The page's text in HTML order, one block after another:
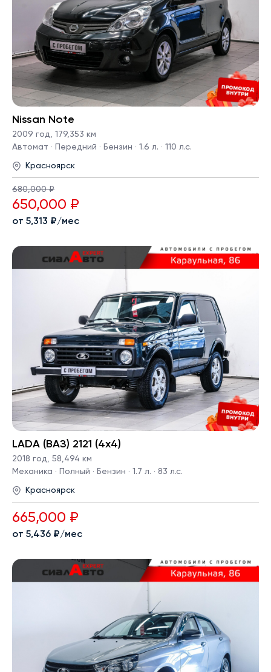
Nissan Note
2009 год, 179,353 км
Автомат · Передний · Бензин · 1.6 л. · 110 л.с.
Красноярск
680,000 ₽
650,000 ₽
от 5,313 ₽/мес
LADA (ВАЗ) 2121 (4x4)
2018 год, 58,494 км
Механика · Полный · Бензин · 1.7 л. · 83 л.с.
Красноярск
665,000 ₽
от 5,436 ₽/мес